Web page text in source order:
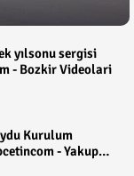
yılsonu sergisi
- Bozkir Videolari
Kurulum
- Yakup